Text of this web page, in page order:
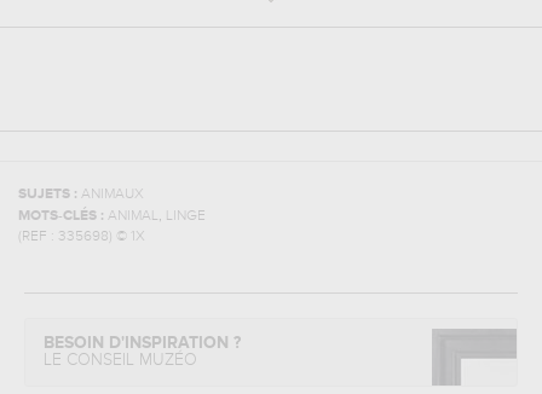
SUJETS : ANIMAUX
MOTS-CLÉS : ANIMAL, LINGE
(REF : 335698) © 1X
BESOIN D'INSPIRATION ?
LE CONSEIL MUZÉO